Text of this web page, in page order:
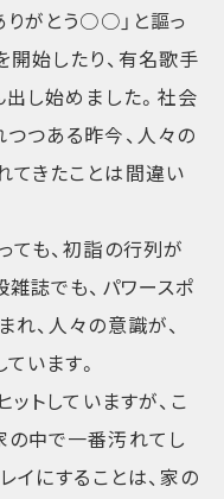
りがとう○○」と謳っ
開始したり、有名歌手
出し始めました。社会
つある昨今、人々の
きたことは間違い
ても、初詣の行列が
雑誌でも、パワースポ
れ、人々の意識が、
います。
ットしていますが、こ
の中で一番汚れてし
イにすることは、家の